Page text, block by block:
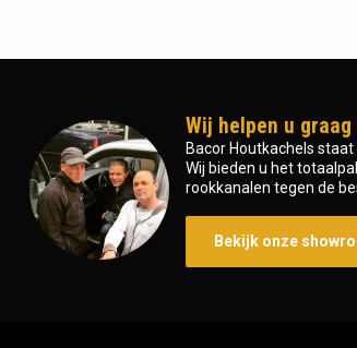
Wij helpen u
Bacor Houtkachels
Wij bieden u het
rookkanalen tegen de
Bekijk onze